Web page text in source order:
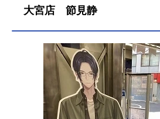
大宮店 節見静